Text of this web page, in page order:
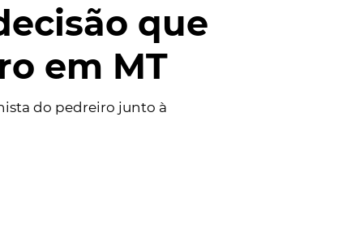
que
em MT
do pedreiro junto à